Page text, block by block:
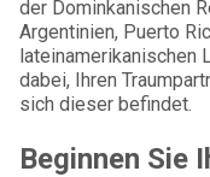
der Dominkanischen
Argentinien, Puerto
lateinamerikanischen
dabei, Ihren
sich dieser befindet.
Beginnen Sie